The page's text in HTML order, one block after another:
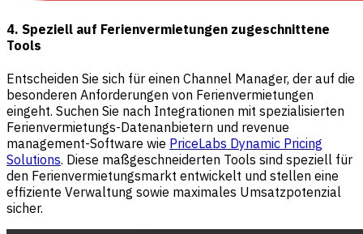
4. Speziell auf Ferienvermietungen zugeschnittene
Tools
Entscheiden Sie sich für einen Channel Manager, der auf die
besonderen Anforderungen von Ferienvermietungen
eingeht. Suchen Sie nach Integrationen mit spezialisierten
Ferienvermietungs-Datenanbietern und revenue
management-Software wie PriceLabs Dynamic Pricing
Solutions. Diese maßgeschneiderten Tools sind speziell für
den Ferienvermietungsmarkt entwickelt und stellen eine
effiziente Verwaltung sowie maximales Umsatzpotenzial
sicher.